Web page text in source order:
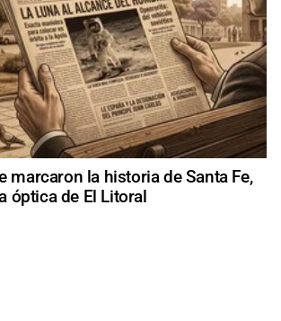
marcaron la historia de Santa Fe,
óptica de El Litoral